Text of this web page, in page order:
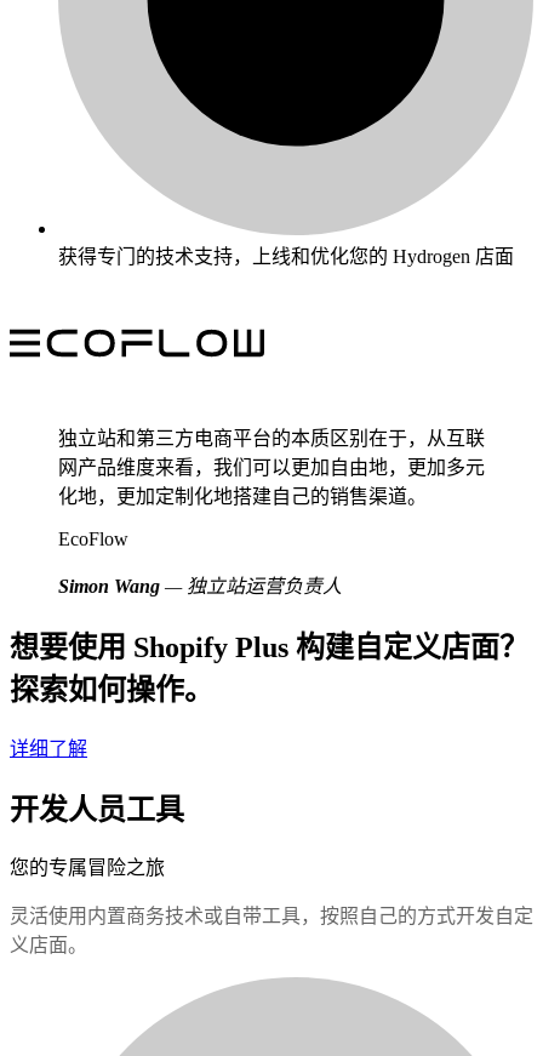
获得专门的技术支持，上线和优化您的 Hydrogen 店面
独立站和第三方电商平台的本质区别在于，从互联
网产品维度来看，我们可以更加自由地，更加多元
化地，更加定制化地搭建自己的销售渠道。
EcoFlow
Simon Wang — 独立站运营负责人
想要使用 Shopify Plus 构建自定义店面？
探索如何操作。
详细了解
开发人员工具
您的专属冒险之旅
灵活使用内置商务技术或自带工具，按照自己的方式开发自定
义店面。